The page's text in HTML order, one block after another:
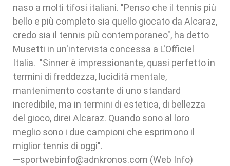
naso a molti tifosi italiani. "Penso che il tennis più
bello e più completo sia quello giocato da Alcaraz,
credo sia il tennis più contemporaneo", ha detto
Musetti in un'intervista concessa a L'Officiel
Italia. "Sinner è impressionante, quasi perfetto in
termini di freddezza, lucidità mentale,
mantenimento costante di uno standard
incredibile, ma in termini di estetica, di bellezza
del gioco, direi Alcaraz. Quando sono al loro
meglio sono i due campioni che esprimono il
miglior tennis di oggi".
—sportwebinfo@adnkronos.com (Web Info)